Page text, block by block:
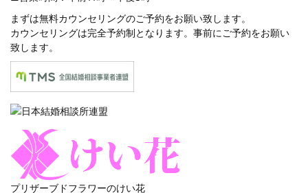
まずは無料カウンセリングのご予約をお願い致します。
カウンセリングは完全予約制となります。事前にご予約をお願い
致します。
プリザーブドフラワーのけい花